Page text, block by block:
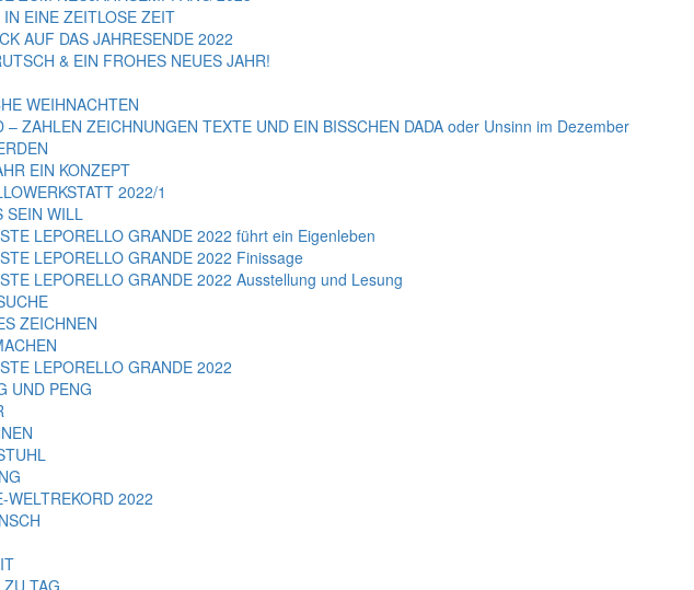
IN EINE ZEITLOSE ZEIT
AUF DAS JAHRESENDE 2022
& EIN FROHES NEUES JAHR!
WEIHNACHTEN
– ZAHLEN ZEICHNUNGEN TEXTE UND EIN BISSCHEN DADA oder Unsinn im Dezember
EIN KONZEPT
2022/1
SEIN WILL
LEPORELLO GRANDE 2022 führt ein Eigenleben
LEPORELLO GRANDE 2022 Finissage
LEPORELLO GRANDE 2022 Ausstellung und Lesung
ZEICHNEN
LEPORELLO GRANDE 2022
UND PENG
WELTREKORD 2022